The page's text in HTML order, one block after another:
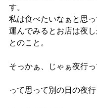
す。
私は食べたいなぁと思
運んでみるとお店は夜
とのこと。
そっかぁ、じゃぁ夜行
って思って別の日の夜行